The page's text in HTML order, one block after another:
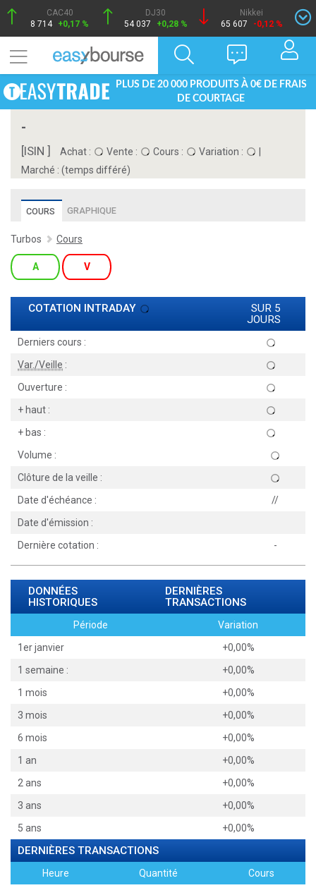
CAC40
8 714 +0,17 %
DJ30
54 037
+0,28 %
Nikkei
65 607
-0,12 %
PLUS DE 20 000 PRODUITS À 0€ DE FRAIS
DE COURTAGE
-
[ISIN ] Achat : Vente : Cours : Variation :
Marché : (temps différé)
COURS GRAPHIQUE
Turbos Cours
A V
COTATION INTRADAY
SUR 5
JOURS
Derniers cours :
Var./Veille :
Ouverture :
+ haut :
+ bas :
Volume :
Clôture de la veille :
Date d'échéance :
//
Date d'émission :
Dernière cotation :
-
DONNÉES
HISTORIQUES
DERNIÈRES
TRANSACTIONS
Période
Variation
1er janvier
+0,00%
1 semaine :
+0,00%
1 mois
+0,00%
3 mois
+0,00%
6 mois
+0,00%
1 an
+0,00%
2 ans
+0,00%
3 ans
+0,00%
5 ans
+0,00%
DERNIÈRES TRANSACTIONS
Heure Quantité Cours